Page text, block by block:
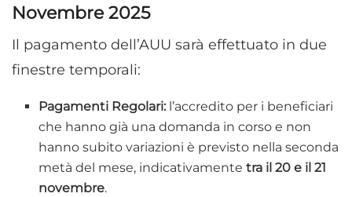
Novembre 2025
Il pagamento dell’AUU sarà effettuato in due
finestre temporali:
Pagamenti Regolari: l’accredito per i beneficiari
che hanno già una domanda in corso e non
hanno subito variazioni è previsto nella seconda
metà del mese, indicativamentetra il 20 e il 21
novembre.